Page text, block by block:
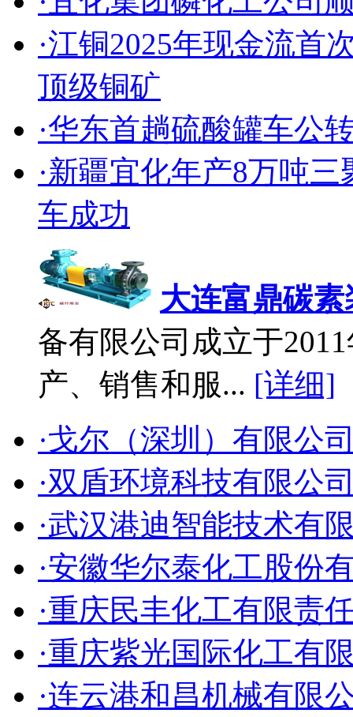
·江铜2025年现金流首
顶级铜矿
·华东首趟硫酸罐车公
·新疆宜化年产8万吨
车成功
大连富鼎碳
备有限公司成立于
产、销售和服... [详细]
·戈尔（深圳）有限公
·双盾环境科技有限公
·武汉港迪智能技术有
·安徽华尔泰化工股份
·重庆民丰化工有限责
·重庆紫光国际化工有
·连云港和昌机械有限